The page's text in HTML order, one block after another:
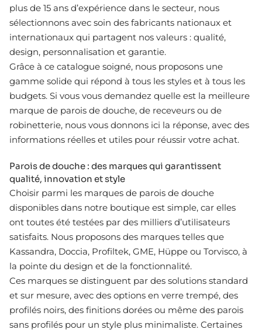
plus de 15 ans d’expérience dans le secteur, nous
sélectionnons avec soin des fabricants nationaux et
internationaux qui partagent nos valeurs : qualité,
design, personnalisation et garantie.
Grâce à ce catalogue soigné, nous proposons une
gamme solide qui répond à tous les styles et à tous les
budgets. Si vous vous demandez quelle est la meilleure
marque de parois de douche, de receveurs ou de
robinetterie, nous vous donnons ici la réponse, avec des
informations réelles et utiles pour réussir votre achat.
Parois de douche : des marques qui garantissent
qualité, innovation et style
Choisir parmi les marques de parois de douche
disponibles dans notre boutique est simple, car elles
ont toutes été testées par des milliers d’utilisateurs
satisfaits. Nous proposons des marques telles que
Kassandra, Doccia, Profiltek, GME, Hüppe ou Torvisco, à
la pointe du design et de la fonctionnalité.
Ces marques se distinguent par des solutions standard
et sur mesure, avec des options en verre trempé, des
profilés noirs, des finitions dorées ou même des parois
sans profilés pour un style plus minimaliste. Certaines